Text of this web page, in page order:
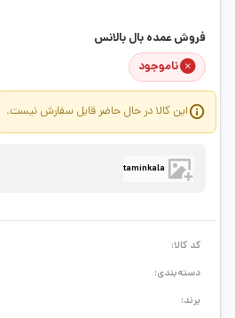
فروش عمده بال بالانس
ناموجود
این کالا در حال حاضر قابل سفارش نیست.
taminkala
کد کالا:
دسته‌بندی:
برند: